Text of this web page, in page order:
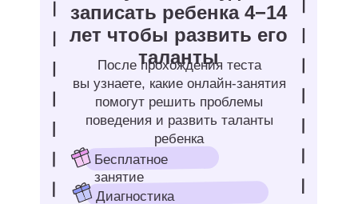
специальными акриловыми
красками.
Собрать гербарий и оформить
его в виде профессионального
ботанического справочника.
Смастерить надежный плот
из пустых пластиковых бутылок
и испытать его на водоеме.
Устроить макро-фотосессию
необычных насекомых